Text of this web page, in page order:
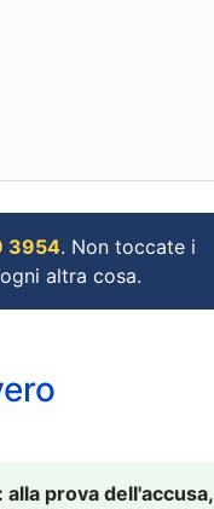
3954. Non toccate i
altra cosa.
prova dell'accusa,